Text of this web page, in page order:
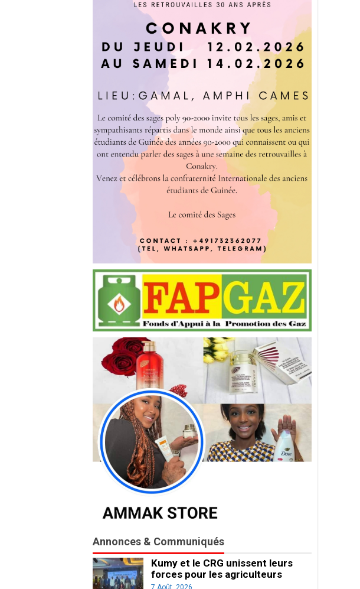
Annonces & Communiqués
Kumy et le CRG unissent leurs
forces pour les agriculteurs